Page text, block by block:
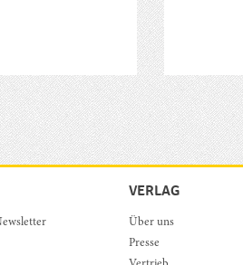
VERLAG
Über uns
Presse